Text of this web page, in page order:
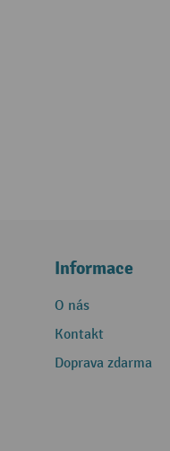
Informace
O nás
Kontakt
Doprava zdarma